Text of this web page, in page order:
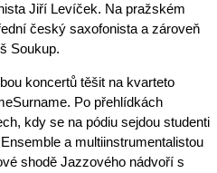
Jiří Levíček. Na pražském
český saxofonista a zároveň
Soukup.
koncertů těšit na kvarteto
Po přehlídkách
kdy se na pódiu sejdou studenti
a multiinstrumentalistou
shodě Jazzového nádvoří s